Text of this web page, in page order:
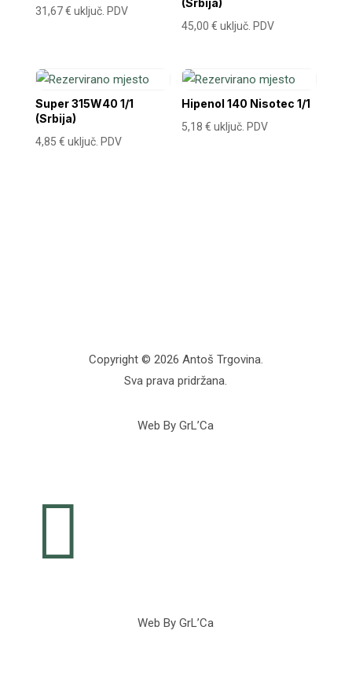
31,67€ uključ. PDV
(Srbija)
45,00€ uključ. PDV
Super 315W40 1/1
(Srbija)
4,85 € uključ. PDV
Hipenol 140 Nisotec 1/1
5,18€ uključ. PDV
Copyright © 2026 Antoš Trgovina.
Sva prava pridržana.
Web By GrL’Ca

Web By GrL’Ca